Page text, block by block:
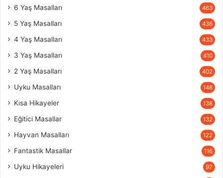
6 Yaş Masalları 463
5 Yaş Masalları 436
4 Yaş Masalları 433
3 Yaş Masalları 410
2 Yaş Masalları 402
Uyku Masalları 148
Kısa Hikayeler 138
Eğitici Masallar 132
Hayvan Masalları 122
Fantastik Masallar 116
Uyku Hikayeleri 97